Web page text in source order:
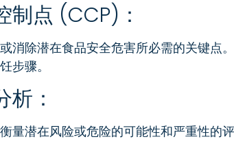
制点 (CCP)：
消除潜在食品安全危害所必需的关键点
步骤。
析：
量潜在风险或危险的可能性和严重性的评